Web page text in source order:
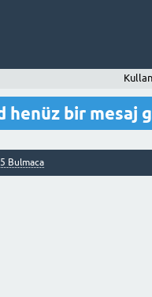
henüz bir mesaj
Bulmaca